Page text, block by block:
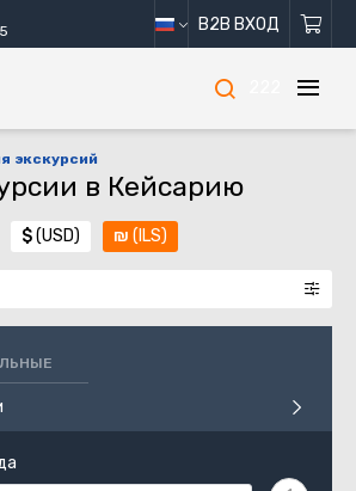
B2B ВХОД
экскурсий
в Кейсарию
$(USD) ₪ (ILS)